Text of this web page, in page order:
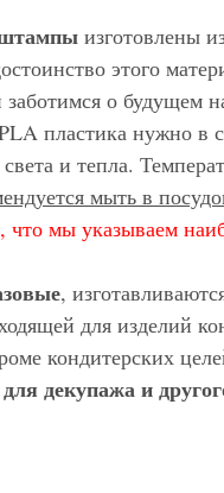
изготовлены
этого
о будущем
пластика нужно в
и тепла.
мыть в
мы указываем
,
для изделий
кондитерских
декупажа и